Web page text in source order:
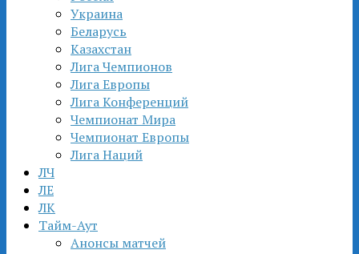
Украина
Беларусь
Казахстан
Лига Чемпионов
Лига Европы
Лига Конференций
Чемпионат Мира
Чемпионат Европы
Лига Наций
ЛЧ
ЛЕ
ЛК
Тайм-Аут
Анонсы матчей